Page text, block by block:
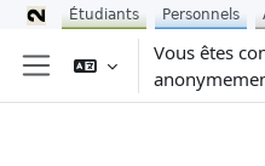
Passer au contenu principal
Panneau latéral
Vous êtes
Étudiants Personnels